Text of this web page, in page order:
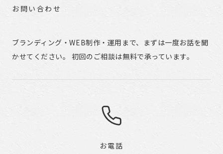
お問い合わせ
ブランディング・WEB制作・運用まで、まずは一度お話を聞
かせてください。 初回のご相談は無料で承っています。
お電話